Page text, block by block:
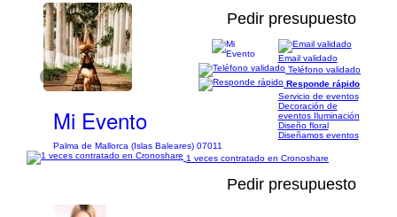
1/4
Pedir presupuesto
Mi Evento
Palma de Mallorca (Islas Baleares) 07011
Email validado
Teléfono validado
Responde rápido
Servicio de eventos
Decoración de
eventos Iluminación
Diseño floral
Diseñamos eventos
1 veces contratado en Cronoshare
Pedir presupuesto